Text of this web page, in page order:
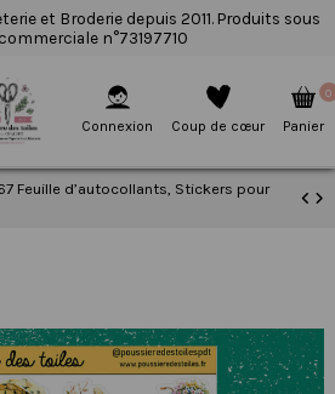
et Broderie depuis 2011. Produits sous
n°73197710
Connexion Coup de cœur
0
Panier
Feuille d’autocollants, Stickers pour